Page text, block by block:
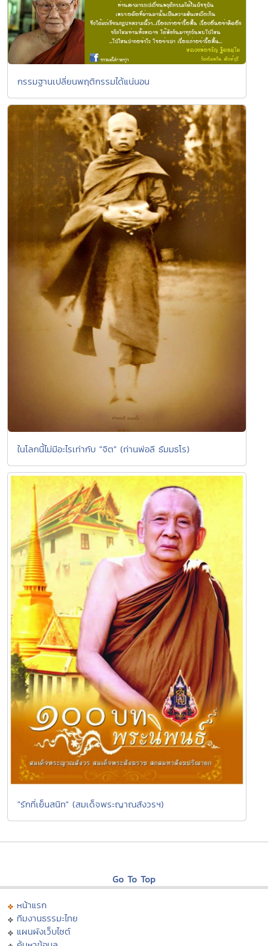
กรรมฐานเปลี่ยนพฤติกรรมได้แน่นอน
ในโลกนี้ไม่มีอะไรเท่ากับ "จิต" (ท่านพ่อลี ธัมมธโร)
"รักที่เย็นสนิท" (สมเด็จพระญาณสังวรฯ)
Go To Top
หน้าแรก
ทีมงานธรรมะไทย
แผนผังเว็บไซต์